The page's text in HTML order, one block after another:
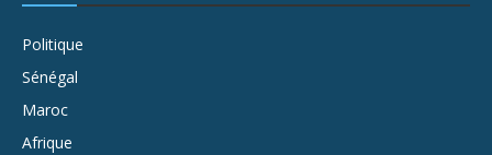
Politique
Sénégal
Maroc
Afrique